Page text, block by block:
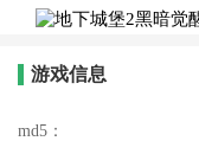
游戏信息
md5：